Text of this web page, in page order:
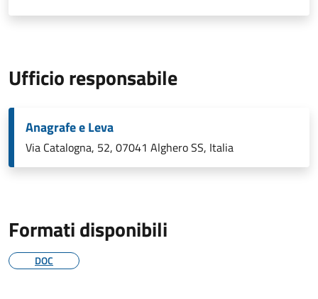
Ufficio responsabile
Anagrafe e Leva
Via Catalogna, 52, 07041 Alghero SS, Italia
Formati disponibili
DOC